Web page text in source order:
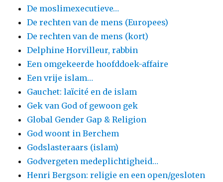
De moslimexecutieve…
De rechten van de mens (Europees)
De rechten van de mens (kort)
Delphine Horvilleur, rabbin
Een omgekeerde hoofddoek-affaire
Een vrije islam…
Gauchet: laïcité en de islam
Gek van God of gewoon gek
Global Gender Gap & Religion
God woont in Berchem
Godslasteraars (islam)
Godvergeten medeplichtigheid…
Henri Bergson: religie en een open/gesloten